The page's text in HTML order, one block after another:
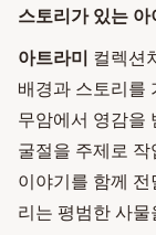
스토리가 있는
아트라미 컬렉션
배경과 스토리를
무암에서 영감을
굴절을 주제로
이야기를 함께
리는 평범한 사